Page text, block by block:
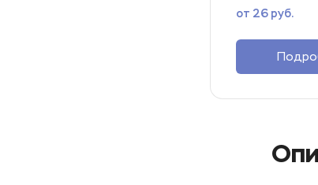
от 26 руб.